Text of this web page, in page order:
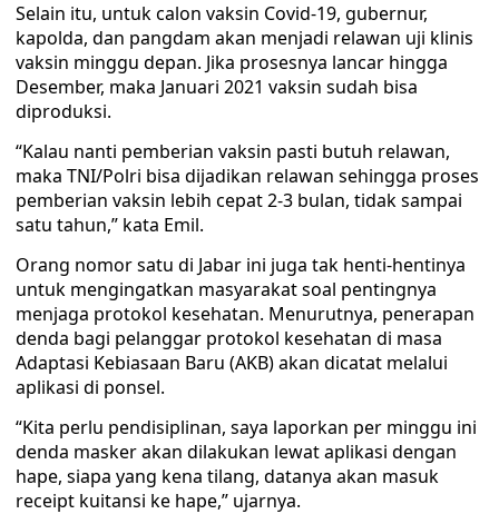
Selain itu, untuk calon vaksin Covid-19, gubernur,
kapolda, dan pangdam akan menjadi relawan uji klinis
vaksin minggu depan. Jika prosesnya lancar hingga
Desember, maka Januari 2021 vaksin sudah bisa
diproduksi.
“Kalau nanti pemberian vaksin pasti butuh relawan,
maka TNI/Polri bisa dijadikan relawan sehingga proses
pemberian vaksin lebih cepat 2-3 bulan, tidak sampai
satu tahun,” kata Emil.
Orang nomor satu di Jabar ini juga tak henti-hentinya
untuk mengingatkan masyarakat soal pentingnya
menjaga protokol kesehatan. Menurutnya, penerapan
denda bagi pelanggar protokol kesehatan di masa
Adaptasi Kebiasaan Baru (AKB) akan dicatat melalui
aplikasi di ponsel.
“Kita perlu pendisiplinan, saya laporkan per minggu ini
denda masker akan dilakukan lewat aplikasi dengan
hape, siapa yang kena tilang, datanya akan masuk
receipt kuitansi ke hape,” ujarnya.